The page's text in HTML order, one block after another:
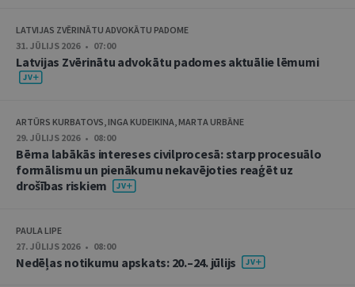
LATVIJAS ZVĒRINĀTU ADVOKĀTU PADOME
31. JŪLIJS 2026 • 07:00
Latvijas Zvērinātu advokātu padomes aktuālie lēmumi
ARTŪRS KURBATOVS, INGA KUDEIKINA, MARTA URBĀNE
29. JŪLIJS 2026 • 08:00
Bērna labākās intereses civilprocesā: starp procesuālo
formālismu un pienākumu nekavējoties reaģēt uz
drošības riskiem
PAULA LIPE
27. JŪLIJS 2026 • 08:00
Nedēļas notikumu apskats: 20.–24. jūlijs